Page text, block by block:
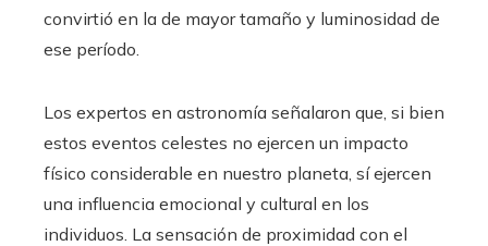
convirtió en la de mayor tamaño y luminosidad de
ese período.
Los expertos en astronomía señalaron que, si bien
estos eventos celestes no ejercen un impacto
físico considerable en nuestro planeta, sí ejercen
una influencia emocional y cultural en los
individuos. La sensación de proximidad con el